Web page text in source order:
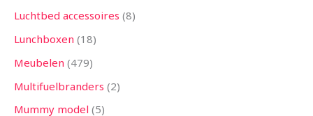
Luchtbed accessoires 8
Lunchboxen 18
Meubelen 479
Multifuelbranders 2
Mummy model 5